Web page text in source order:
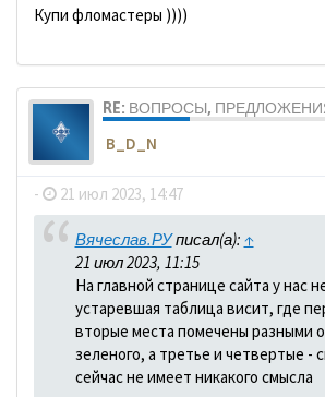
Купи фломастеры ))))
RE: ВОПРОСЫ,
B_D_N
- 21 июл 2023, 14:47
Вячеслав.РУписал(а): ↑
21 июл 2023, 11:15
На главной странице сайта у нас
устаревшая таблица висит, где
вторые места помечены разными
зеленого, а третье и четвертые -
сейчас не имеет никакого смысла